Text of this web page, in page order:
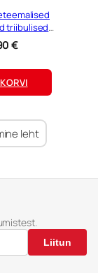
0
€
.
9
.
triibulised
€
leht
Liitun